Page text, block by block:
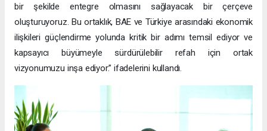
bir şekilde entegre olmasını sağlayacak bir çerçeve
oluşturuyoruz. Bu ortaklık, BAE ve Türkiye arasındaki ekonomik
ilişkileri güçlendirme yolunda kritik bir adımı temsil ediyor ve
kapsayıcı büyümeyle sürdürülebilir refah için ortak
vizyonumuzu inşa ediyor.” ifadelerini kullandı.